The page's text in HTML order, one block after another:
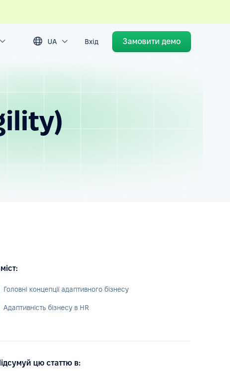
UA Вхід Замовити демо
Головні концепції адаптивного бізнесу
Адаптивність бізнесу в HR
цю статтю в: